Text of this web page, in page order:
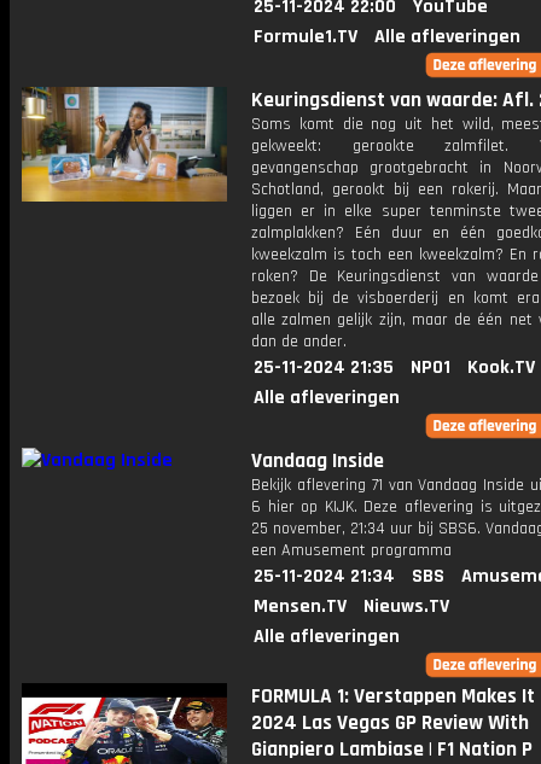
25-11-2024 22:00
YouTube
Formule1.TV
Alle afleveringen
Keuringsdienst van waarde: Afl.
Soms komt die nog uit het wild,
gekweekt: gerookte
gevangenschap grootgebracht in
Schotland, gerookt bij een rokerij.
liggen er in elke super tenminste
zalmplakken? Eén duur en één
kweekzalm is toch een kweekzalm? En
roken? De Keuringsdienst van
bezoek bij de visboerderij en komt
alle zalmen gelijk zijn, maar de één net
dan de ander.
25-11-2024 21:35 NPO1
Kook.TV
Alle afleveringen
Vandaag Inside
Bekijk aflevering 71 van Vandaag Inside
6 hier op KIJK. Deze aflevering is
25 november, 21:34 uur bij SBS6.
een Amusement programma
25-11-2024 21:34 SBS
Mensen.TV
Nieuws.TV
Alle afleveringen
FORMULA 1: Verstappen Makes It
2024 Las Vegas GP Review With
Gianpiero Lambiase | F1 Nation P